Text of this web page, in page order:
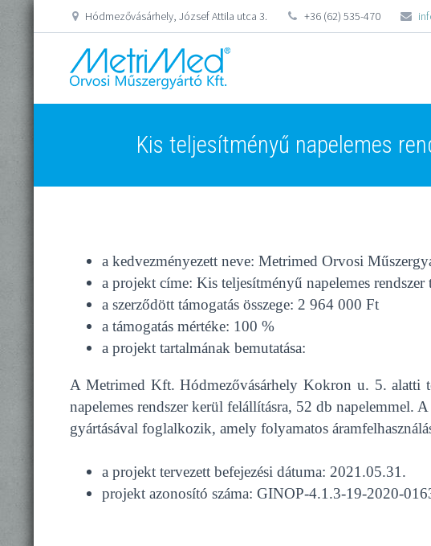
Hódmezővásárhely, József Attila utca 3. +36 (62) 535-470
Kis teljesítményű napelemes
a kedvezményezett neve: Metrimed Orvosi
a projekt címe: Kis teljesítményű napelemes
a szerződött támogatás összege: 2 964 000 Ft
a támogatás mértéke: 100 %
a projekt tartalmának bemutatása:
A Metrimed Kft. Hódmezővásárhely Kokron u. 5. alatti
napelemes rendszer kerül felállításra, 52 db napelemmel.
gyártásával foglalkozik, amely folyamatos
a projekt tervezett befejezési dátuma: 2021.05.31.
projekt azonosító száma: GINOP-4.1.3-19-2020-